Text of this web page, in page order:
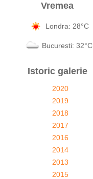
Vremea
Londra: 28°C
Bucuresti: 32°C
Istoric galerie
2020
2019
2018
2017
2016
2014
2013
2015